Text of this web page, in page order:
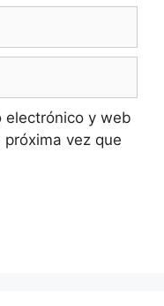
electrónico y web
vez que